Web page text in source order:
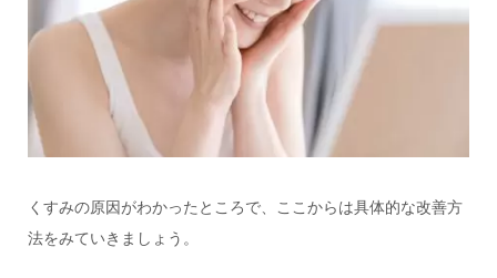
くすみの原因がわかったところで、ここからは具体的な改善方
法をみていきましょう。